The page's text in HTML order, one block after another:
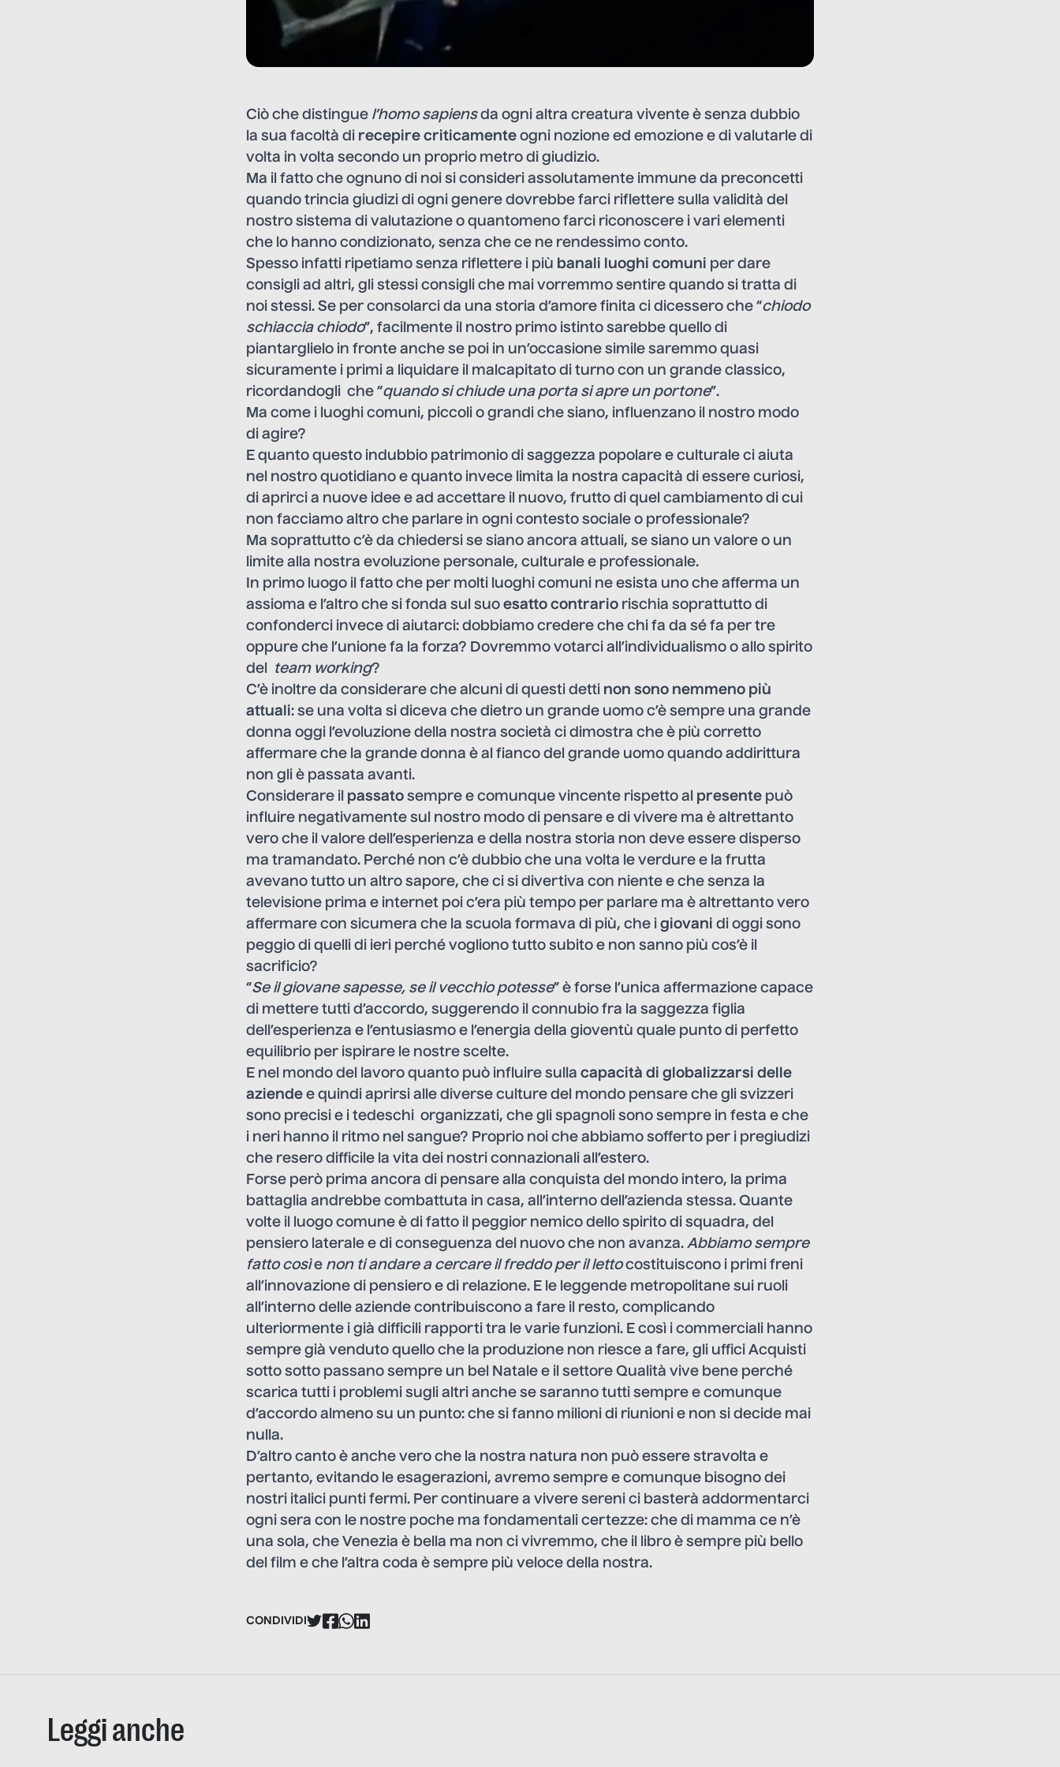
Ciò che distingue l’homo sapiensda ogni altra creatura vivente è senza dubbio
la sua facoltà di recepire criticamente ogni nozione ed emozione e di valutarle di
volta in volta secondo un proprio metro di giudizio.
Ma il fatto che ognuno di noi si consideri assolutamente immune da preconcetti
quando trincia giudizi di ogni genere dovrebbe farci riflettere sulla validità del
nostro sistema di valutazione o quantomeno farci riconoscere i vari elementi
che lo hanno condizionato, senza che ce ne rendessimo conto.
Spesso infatti ripetiamo senza riflettere i più banali luoghi comuni per dare
consigli ad altri, gli stessi consigli che mai vorremmo sentire quando si tratta di
noi stessi. Se per consolarci da una storia d’amore finita ci dicessero che “chiodo
schiaccia chiodo”, facilmente il nostro primo istinto sarebbe quello di
piantarglielo in fronte anche se poi in un’occasione simile saremmo quasi
sicuramente i primi a liquidare il malcapitato di turno con un grande classico,
ricordandogli che “quando si chiude una porta si apre un portone”.
Ma come i luoghi comuni, piccoli o grandi che siano, influenzano il nostro modo
di agire?
E quanto questo indubbio patrimonio di saggezza popolare e culturale ci aiuta
nel nostro quotidiano e quanto invece limita la nostra capacità di essere curiosi,
di aprirci a nuove idee e ad accettare il nuovo, frutto di quel cambiamento di cui
non facciamo altro che parlare in ogni contesto sociale o professionale?
Ma soprattutto c’è da chiedersi se siano ancora attuali, se siano un valore o un
limite alla nostra evoluzione personale, culturale e professionale.
In primo luogo il fatto che per molti luoghi comuni ne esista uno che afferma un
assioma e l’altro che si fonda sul suo esatto contrario rischia soprattutto di
confonderci invece di aiutarci: dobbiamo credere che chi fa da sé fa per tre
oppure che l’unione fa la forza? Dovremmo votarci all’individualismo o allo spirito
del
team working?
C’è inoltre da considerare che alcuni di questi detti non sono nemmeno più
attuali: se una volta si diceva che dietro un grande uomo c’è sempre una grande
donna oggi l’evoluzione della nostra società ci dimostra che è più corretto
affermare che la grande donna è al fianco del grande uomo quando addirittura
non gli è passata avanti.
Considerare il passato sempre e comunque vincente rispetto al presente può
influire negativamente sul nostro modo di pensare e di vivere ma è altrettanto
vero che il valore dell’esperienza e della nostra storia non deve essere disperso
ma tramandato. Perché non c’è dubbio che una volta le verdure e la frutta
avevano tutto un altro sapore, che ci si divertiva con niente e che senza la
televisione prima e internet poi c’era più tempo per parlare ma è altrettanto vero
affermare con sicumera che la scuola formava di più, che i giovani di oggi sono
peggio di quelli di ieri perché vogliono tutto subito e non sanno più cos’è il
sacrificio?
“Se il giovane sapesse, se il vecchio potesse” è forse l’unica affermazione capace
di mettere tutti d’accordo, suggerendo il connubio fra la saggezza figlia
dell’esperienza e l’entusiasmo e l’energia della gioventù quale punto di perfetto
equilibrio per ispirare le nostre scelte.
E nel mondo del lavoro quanto può influire sulla capacità di globalizzarsi delle
aziende e quindi aprirsi alle diverse culture del mondo pensare che gli svizzeri
sono precisi e i tedeschi organizzati, che gli spagnoli sono sempre in festa e che
i neri hanno il ritmo nel sangue? Proprio noi che abbiamo sofferto per i pregiudizi
che resero difficile la vita dei nostri connazionali all’estero.
Forse però prima ancora di pensare alla conquista del mondo intero, la prima
battaglia andrebbe combattuta in casa, all’interno dell’azienda stessa. Quante
volte il luogo comune è di fatto il peggior nemico dello spirito di squadra, del
pensiero laterale e di conseguenza del nuovo che non avanza. Abbiamo sempre
fatto cosìe non ti andare a cercare il freddo per il lettocostituiscono i primi freni
all’innovazione di pensiero e di relazione. E le leggende metropolitane sui ruoli
all’interno delle aziende contribuiscono a fare il resto, complicando
ulteriormente i già difficili rapporti tra le varie funzioni. E così i commerciali hanno
sempre già venduto quello che la produzione non riesce a fare, gli uffici Acquisti
sotto sotto passano sempre un bel Natale e il settore Qualità vive bene perché
scarica tutti i problemi sugli altri anche se saranno tutti sempre e comunque
d’accordo almeno su un punto: che si fanno milioni di riunioni e non si decide mai
nulla.
D’altro canto è anche vero che la nostra natura non può essere stravolta e
pertanto, evitando le esagerazioni, avremo sempre e comunque bisogno dei
nostri italici punti fermi. Per continuare a vivere sereni ci basterà addormentarci
ogni sera con le nostre poche ma fondamentali certezze: che di mamma ce n’è
una sola, che Venezia è bella ma non ci vivremmo, che il libro è sempre più bello
del film e che l’altra coda è sempre più veloce della nostra.
CONDIVIDI
Leggi anche